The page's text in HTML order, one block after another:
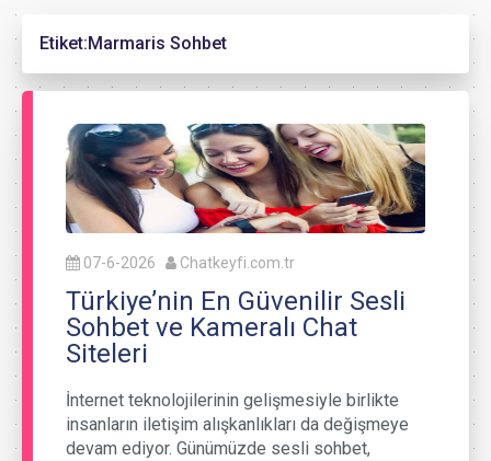
Etiket:Marmaris Sohbet
07-6-2026 Chatkeyfi.com.tr
Türkiye’nin En Güvenilir Sesli
Sohbet ve Kameralı Chat
Siteleri
İnternet teknolojilerinin gelişmesiyle birlikte
insanların iletişim alışkanlıkları da değişmeye
devam ediyor. Günümüzde sesli sohbet,